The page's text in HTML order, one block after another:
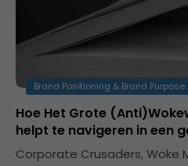
Brand Positioning & Brand Purpose
Hoe Het Grote
helpt te navigeren in een
Corporate Crusaders, Woke